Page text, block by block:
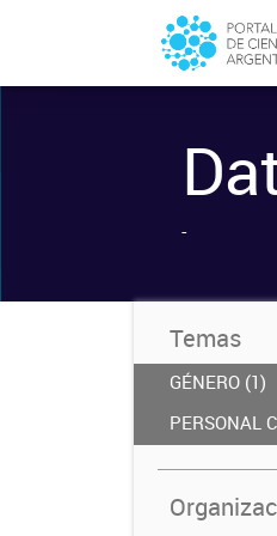
-
Temas
GÉNERO (1)
PERSONAL